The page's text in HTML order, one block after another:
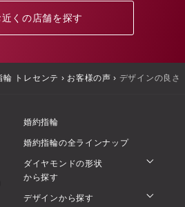
近くの店舗を探す
輪 トレセンテ › お客様の声 › デザインの良さ
婚約指輪
婚約指輪の全ラインナップ
ダイヤモンドの形状
から探す
デザインから探す